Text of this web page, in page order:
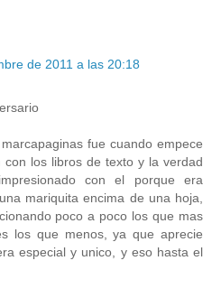
de 2011 a las 20:18
fue cuando empece
con los libros de texto y la verdad
con el porque era
mariquita encima de una hoja,
poco a poco los que mas
los que menos, ya que aprecie
especial y unico, y eso hasta el